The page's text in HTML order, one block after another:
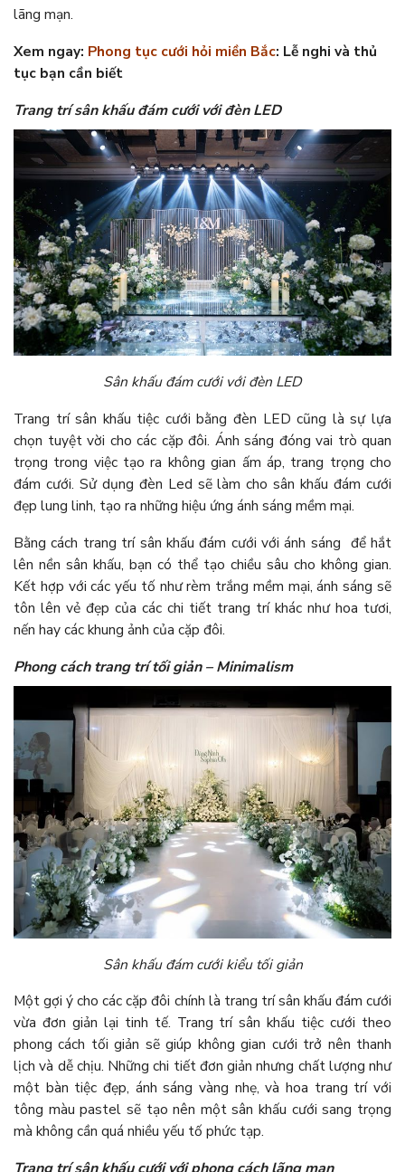
lãng mạn.
Xem ngay: Phong tục cưới hỏi miền Bắc: Lễ nghi và thủ
tục bạn cần biết
Trang trí sân khấu đám cưới với đèn LED
Sân khấu đám cưới với đèn LED
Trang trí sân khấu tiệc cưới bằng đèn LED cũng là sự lựa
chọn tuyệt vời cho các cặp đôi. Ánh sáng đóng vai trò quan
trọng trong việc tạo ra không gian ấm áp, trang trọng cho
đám cưới. Sử dụng đèn Led sẽ làm cho sân khấu đám cưới
đẹp lung linh, tạo ra những hiệu ứng ánh sáng mềm mại.
Bằng cách trang trí sân khấu đám cưới với ánh sáng để hắt
lên nền sân khấu, bạn có thể tạo chiều sâu cho không gian.
Kết hợp với các yếu tố như rèm trắng mềm mại, ánh sáng sẽ
tôn lên vẻ đẹp của các chi tiết trang trí khác như hoa tươi,
nến hay các khung ảnh của cặp đôi.
Phong cách trang trí tối giản – Minimalism
Sân khấu đám cưới kiểu tối giản
Một gợi ý cho các cặp đôi chính là trang trí sân khấu đám cưới
vừa đơn giản lại tinh tế. Trang trí sân khấu tiệc cưới theo
phong cách tối giản sẽ giúp không gian cưới trở nên thanh
lịch và dễ chịu. Những chi tiết đơn giản nhưng chất lượng như
một bàn tiệc đẹp, ánh sáng vàng nhẹ, và hoa trang trí với
tông màu pastel sẽ tạo nên một sân khấu cưới sang trọng
mà không cần quá nhiều yếu tố phức tạp.